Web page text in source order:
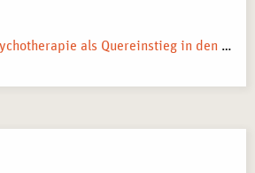
Heilpraktiker für Psychotherapie als Quereinstieg in den Heilberuf